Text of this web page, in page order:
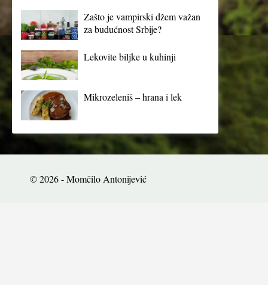
Zašto je vampirski džem važan
za budućnost Srbije?
Lekovite biljke u kuhinji
Mikrozeleniš – hrana i lek
© 2026 - Momčilo Antonijević